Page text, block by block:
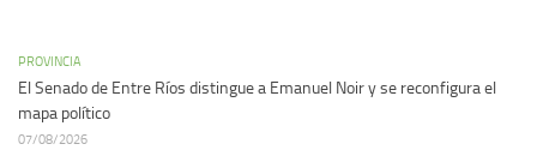
PROVINCIA
El Senado de Entre Ríos distingue a Emanuel Noir y se reconfigura el
mapa político
07/08/2026